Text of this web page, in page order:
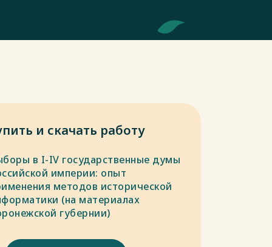
и скачать работу
в I-IV государственные думы
империи: опыт
методов исторической
(на материалах
губернии)